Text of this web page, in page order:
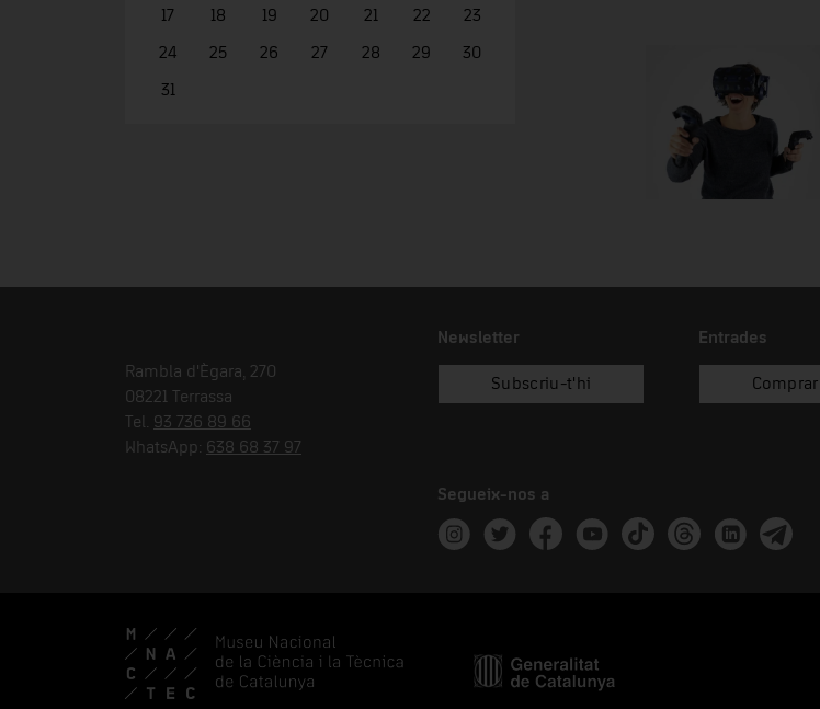
17 18 19 20 21 22 23
24 25 26 27 28 29 30
31
Rambla d'Ègara, 270
08221 Terrassa
Tel. 93 736 89 66
WhatsApp: 638 68 37 97
Newsletter
Subscriu-t'hi
Entrades
Comprar
Segueix-nos a
Instagram
TwitterFacebookYoutubeTik TokThreadsLinkedinTelegram